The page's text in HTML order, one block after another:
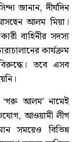
জানান, দীর্ঘদিন
আলম মিয়া।
বাহিনীর সদস্য
কার্যক্রম
তবে এসব
‘গরু আলম’ নামেই
আওয়ামী লীগ
সময়েও বিভিন্ন